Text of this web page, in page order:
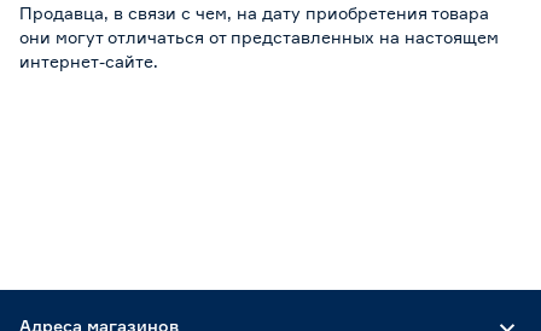
Продавца, в связи с чем, на дату приобретения товара
они могут отличаться от представленных на настоящем
интернет-сайте.
Адреса магазинов